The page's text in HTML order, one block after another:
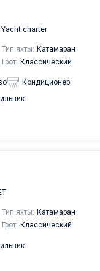
charter
Тип яхты: Катамаран
Грот: Классический
Кондиционер
Тип яхты: Катамаран
Грот: Классический